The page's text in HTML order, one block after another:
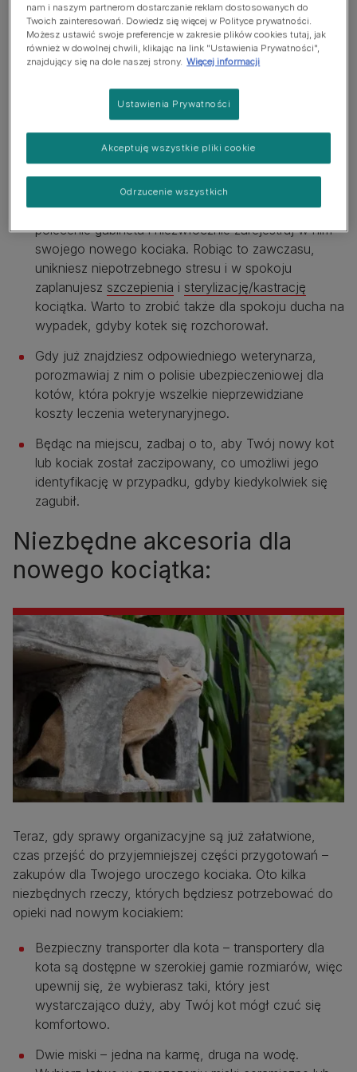
Zanim nowy kociak zawita w
Twoim domu
Zanim przyjmiesz nowego kociaka pod swój dach,
musisz najpierw uporać się ze sprawami
organizacyjnymi. Oto kilka spraw, którymi należy się
zająć, zanim kotek zawita w Twoim domu:
Jeśli nie masz jeszcze wybranego weterynarza,
poproś właścicieli kotów mieszkających w okolicy o
polecenie gabinetu i niezwłocznie zarejestruj w nim
swojego nowego kociaka. Robiąc to zawczasu,
unikniesz niepotrzebnego stresu i w spokoju
zaplanujesz szczepienia i sterylizację/kastrację
kociątka. Warto to zrobić także dla spokoju ducha na
wypadek, gdyby kotek się rozchorował.
Gdy już znajdziesz odpowiedniego weterynarza,
porozmawiaj z nim o polisie ubezpieczeniowej dla
kotów, która pokryje wszelkie nieprzewidziane
koszty leczenia weterynaryjnego.
Będąc na miejscu, zadbaj o to, aby Twój nowy kot
lub kociak został zaczipowany, co umożliwi jego
identyfikację w przypadku, gdyby kiedykolwiek się
zagubił.
Niezbędne akcesoria dla
nowego kociątka:
Teraz, gdy sprawy organizacyjne są już załatwione,
czas przejść do przyjemniejszej części przygotowań –
zakupów dla Twojego uroczego kociaka. Oto kilka
niezbędnych rzeczy, których będziesz potrzebować do
opieki nad nowym kociakiem:
Bezpieczny transporter dla kota – transportery dla
kota są dostępne w szerokiej gamie rozmiarów, więc
upewnij się, że wybierasz taki, który jest
wystarczająco duży, aby Twój kot mógł czuć się
komfortowo.
Dwie miski – jedna na karmę, druga na wodę.
nam i naszym partnerom dostarczanie reklam dostosowanych do
Twoich zainteresowań. Dowiedz się więcej w Polityce prywatności.
Możesz ustawić swoje preferencje w zakresie plików cookies tutaj, jak
również w dowolnej chwili, klikając na link "Ustawienia Prywatności",
znajdujący się na dole naszej strony. Więcej informacji
Ustawienia Prywatności
Odrzucenie wszystkich
Akceptuję wszystkie pliki cookie